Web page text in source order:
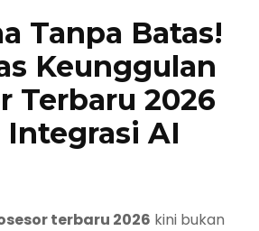
Tanpa Batas!
Keunggulan
Terbaru 2026
Integrasi AI
terbaru 2026 kini bukan